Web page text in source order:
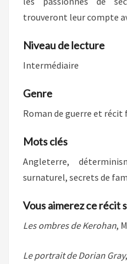
trouveront leur compte
Niveau de lecture
Intermédiaire
Genre
Roman de guerre et
Mots clés
Angleterre,
surnaturel, secrets de
Vous aimerez ce récit
Les ombres de Kerohan,
Le portrait de Dorian Gray